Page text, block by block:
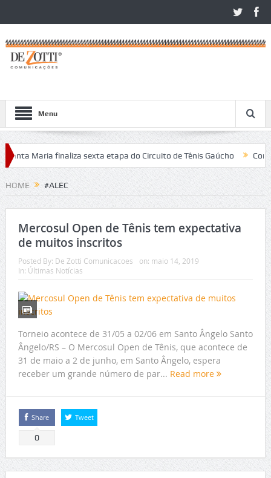
Menu
Maria finaliza sexta etapa do Circuito de Tênis Gaúcho Com
Open 2026
HOME #ALEC
Mercosul Open de Tênis tem expectativa
de muitos inscritos
Posted By: De Zotti Comunicacoes on: maio 14, 2019
In: Últimas Notícias
Torneio acontece de 31/05 a 02/06 em Santo Ângelo Santo
Ângelo/RS – O Mercosul Open de Tênis, que acontece de
31 de maio a 2 de junho, em Santo Ângelo, espera
receber um grande número de par... Read more
Share
0
Tweet